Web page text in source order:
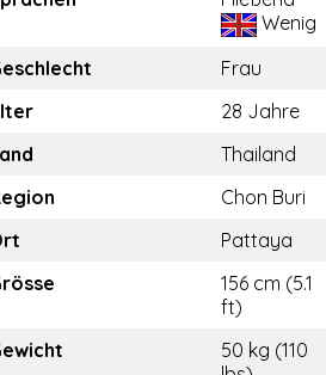
Wenig
Frau
28 Jahre
Thailand
Chon Buri
Pattaya
156 cm (5.1
ft)
50 kg (110